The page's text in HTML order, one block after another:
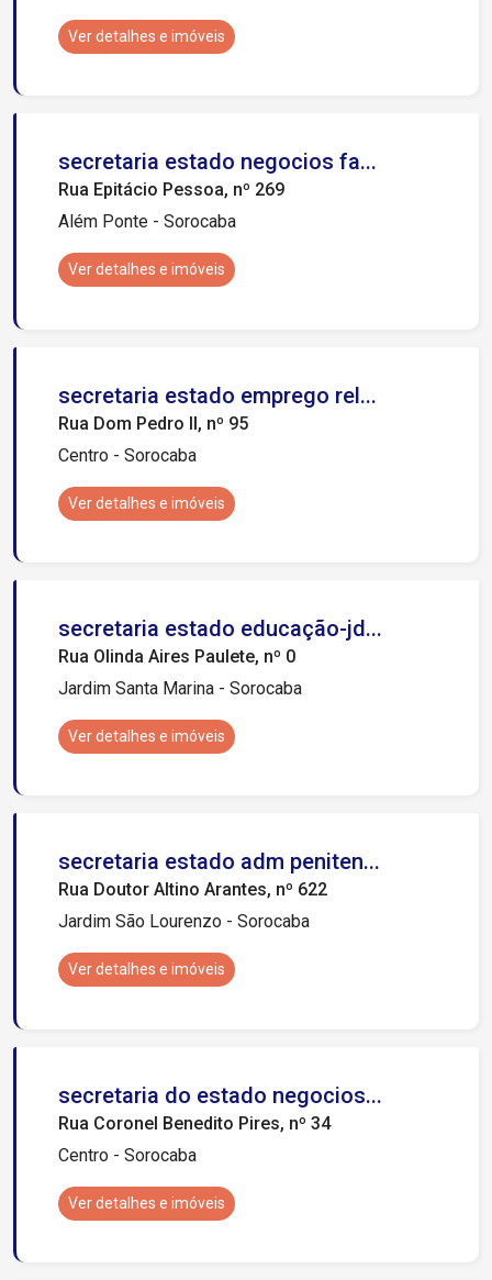
Ver detalhes e imóveis
secretaria estado negocios fa...
Rua Epitácio Pessoa, nº 269
Além Ponte - Sorocaba
Ver detalhes e imóveis
secretaria estado emprego rel...
Rua Dom Pedro II, nº 95
Centro - Sorocaba
Ver detalhes e imóveis
secretaria estado educação-jd...
Rua Olinda Aires Paulete, nº 0
Jardim Santa Marina - Sorocaba
Ver detalhes e imóveis
secretaria estado adm peniten...
Rua Doutor Altino Arantes, nº 622
Jardim São Lourenzo - Sorocaba
Ver detalhes e imóveis
secretaria do estado negocios...
Rua Coronel Benedito Pires, nº 34
Centro - Sorocaba
Ver detalhes e imóveis